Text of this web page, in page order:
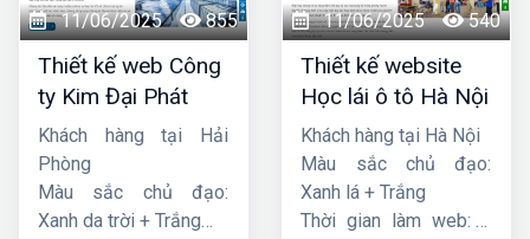
11/06/2025 855
Thiết kế web Công
ty Kim Đại Phát
Khách hàng tại Hải
Phòng
Màu sắc chủ đạo:
Xanh da trời + Trắng
11/06/2025 540
Thiết kế website
Học lái ô tô Hà Nội
Khách hàng tại Hà Nội
Màu sắc chủ đạo:
Xanh lá + Trắng
Thời gian làm web: 7